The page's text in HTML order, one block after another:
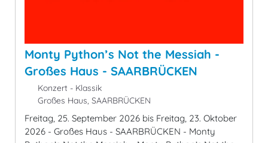
Monty Python’s Not the Messiah -
Großes Haus - SAARBRÜCKEN
Konzert - Klassik
Großes Haus, SAARBRÜCKEN
Freitag, 25. September 2026 bis Freitag, 23. Oktober
2026 - Großes Haus - SAARBRÜCKEN - Monty